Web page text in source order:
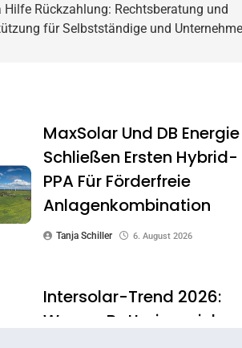
Hilfe Rückzahlung: Rechtsberatung und
für Selbstständige und
MaxSolar Und DB Energie
Schließen Ersten Hybrid-
PPA Für Förderfreie
Anlagenkombination
Tanja Schiller 6. August 2026
Intersolar-Trend 2026:
Warum Batteriespeicher